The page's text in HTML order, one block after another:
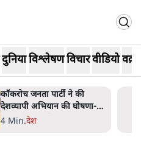
दुनियाविश्लेषणविचारवीडियो
UPI पर प्रस्तावित शुल्क के पीछे
ट्रंप का दबाव? वीजा-मास्टरकार्ड
को फायदा पहुँचाने की चर्चा
6 Min.विश्लेषण